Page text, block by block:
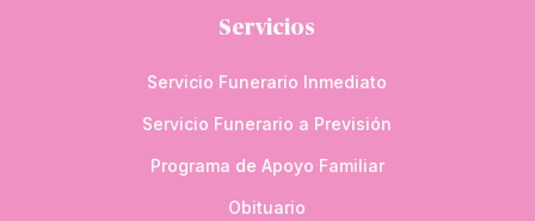
Servicios
Servicio Funerario Inmediato
Servicio Funerario a Previsión
Programa de Apoyo Familiar
Obituario